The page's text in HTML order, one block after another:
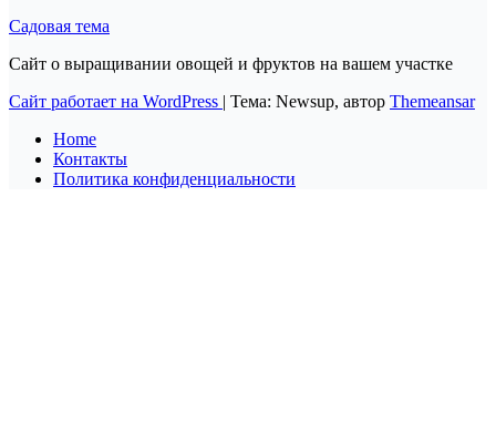
Садовая тема
Сайт о выращивании овощей и фруктов на вашем участке
Сайт работает на WordPress | Тема: Newsup, автор Themeansar
Home
Контакты
Политика конфиденциальности